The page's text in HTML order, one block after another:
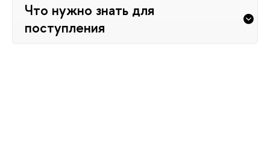
Что нужно знать для
поступления